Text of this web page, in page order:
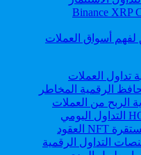
لفهم أسواق العملات